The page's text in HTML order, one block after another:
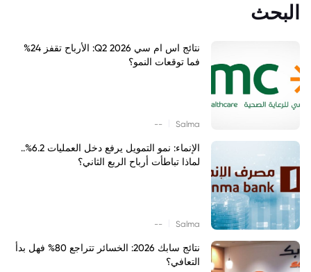
البحث
نتائج اس ام سي Q2 2026: الأرباح تقفز 24%
فما توقعات النمو؟
Salma
--
الإنماء: نمو التمويل يرفع دخل العمليات 6.2%..
لماذا تباطأت أرباح الربع الثاني؟
Salma
--
نتائج سابك 2026: الخسائر تتراجع 80% فهل بدأ
التعافي؟